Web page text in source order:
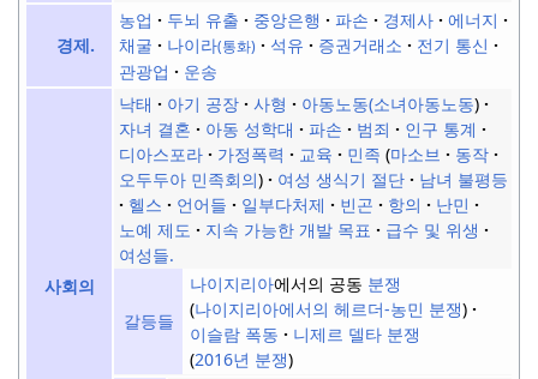
경제.
농업 두뇌 유출 중앙은행 파손 경제사
에너지
채굴
나이라(통화) 석유 증권거래소
전기 통신
관광업
운송
사회의
낙태 아기 공장 사형 아동노동(소녀아동노동)
자녀 결혼
아동 성학대 파손 범죄
인구 통계
디아스포라
가정폭력 교육 민족 마소브
동작
오두두아 민족회의
여성 생식기 절단
남녀 불평등
헬스
언어들 일부다처제 빈곤 항의
난민
노예 제도
지속 가능한 개발 목표
급수 및 위생
여성들.
갈등들
나이지리아에서의 공동 분쟁
(나이지리아에서의 헤르더-농민 분쟁)
이슬람 폭동
니제르 델타 분쟁
2016년 분쟁